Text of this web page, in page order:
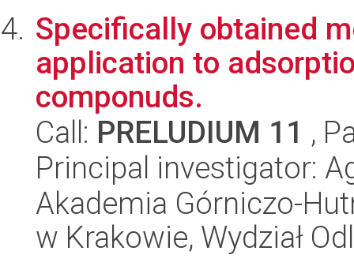
Specifically obtained
application to
componuds.
Call: PRELUDIUM 11 ,
Principal investigator:
Akademia Górniczo-
w Krakowie, Wydział